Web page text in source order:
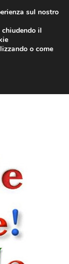
una
sul nostro
il
o come